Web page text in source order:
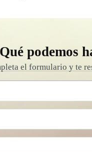
podemos
el formulario y te